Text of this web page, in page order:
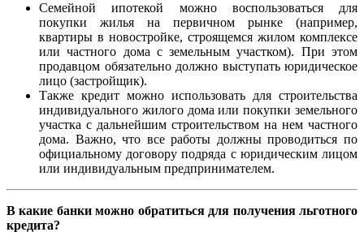
Семейной ипотекой можно воспользоваться для
покупки жилья на первичном рынке (например,
квартиры в новостройке, строящемся жилом комплексе
или частного дома с земельным участком). При этом
продавцом обязательно должно выступать юридическое
лицо (застройщик).
Также кредит можно использовать для строительства
индивидуального жилого дома или покупки земельного
участка с дальнейшим строительством на нем частного
дома. Важно, что все работы должны проводиться по
официальному договору подряда с юридическим лицом
или индивидуальным предпринимателем.
В какие банки можно обратиться для получения льготного
кредита?